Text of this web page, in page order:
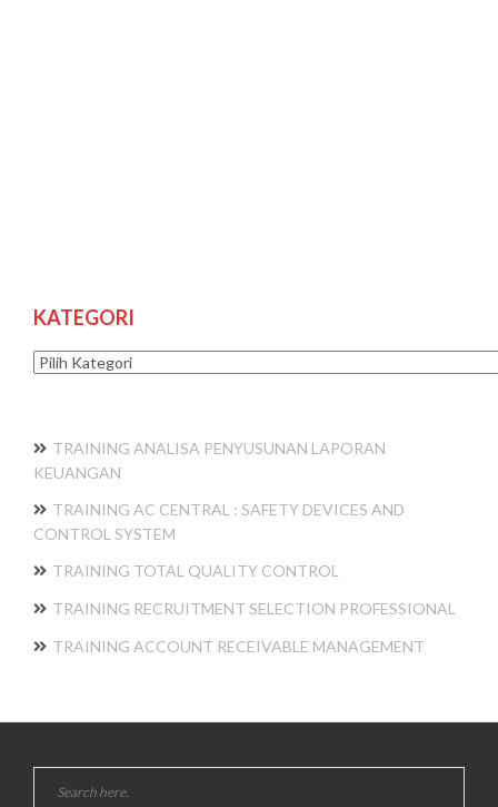
KATEGORI
Kategori
TRAINING ANALISA PENYUSUNAN LAPORAN
KEUANGAN
TRAINING AC CENTRAL : SAFETY DEVICES AND
CONTROL SYSTEM
TRAINING TOTAL QUALITY CONTROL
TRAINING RECRUITMENT SELECTION PROFESSIONAL
TRAINING ACCOUNT RECEIVABLE MANAGEMENT